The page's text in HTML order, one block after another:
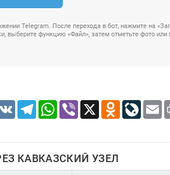
Telegram. После перехода в бот, нажмите на
выберите функцию «Файл», затем отметьте фото или
VK TelegramWhatsApp
Viber X Odnoklassniki
КАВКАЗСКИЙ УЗЕЛ